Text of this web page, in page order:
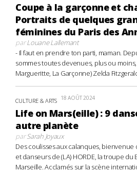
Coupe à la garçonne et
Portraits de quelques
féminines du Paris des
parLouane Lallemant
- Il faut en prendre ton parti, maman.
sommes toutes devenues, plus ou
Margueritte, La Garçonne) Zelda
CULTURE & ARTS 18 AOÛT 2024
Life on Mars(eille) : 9
autre planète
parSarah Joyaux
Des coulisses aux calanques, bienvenue
et danseurs de (LA) HORDE, la troupe du
Marseille. Acclamés sur la scène